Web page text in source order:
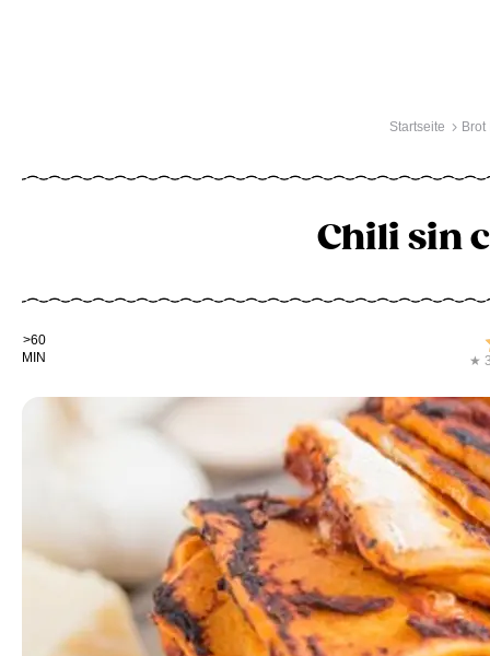
Startseite Brot
Chili sin
Kochdauer
>60
MIN
★